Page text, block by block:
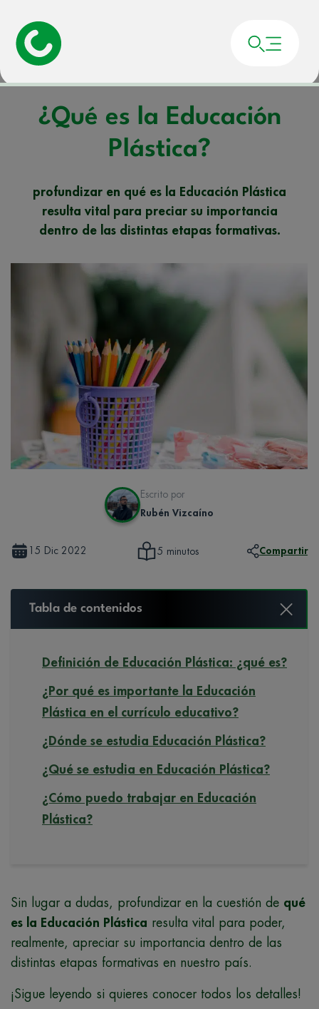
Portada»
¿Qué es la Educación
Plástica?
profundizar en qué es la Educación Plástica
resulta vital para preciar su importancia
dentro de las distintas etapas formativas.
Escrito por
Rubén Vizcaíno
15 Dic 2022 5 minutos Compartir
Tabla de contenidos
Definición de Educación Plástica: ¿qué es?
¿Por qué es importante la Educación
Plástica en el currículo educativo?
¿Dónde se estudia Educación Plástica?
¿Qué se estudia en Educación Plástica?
¿Cómo puedo trabajar en Educación
Plástica?
Sin lugar a dudas, profundizar en la cuestión de qué
es la Educación Plástica resulta vital para poder,
realmente, apreciar su importancia dentro de las
distintas etapas formativas en nuestro país.
¡Sigue leyendo si quieres conocer todos los detalles!